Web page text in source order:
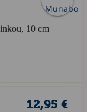
10 cm
12,95 €